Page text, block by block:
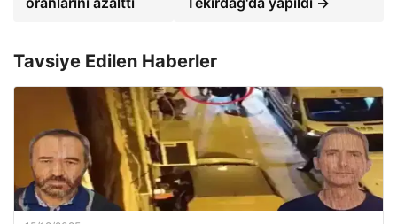
Tavsiye Edilen Haberler